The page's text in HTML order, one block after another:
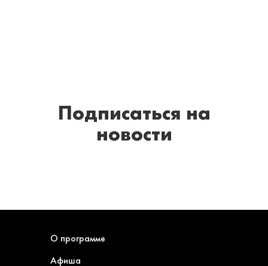
Подписаться на
новости
О программе
Афиша